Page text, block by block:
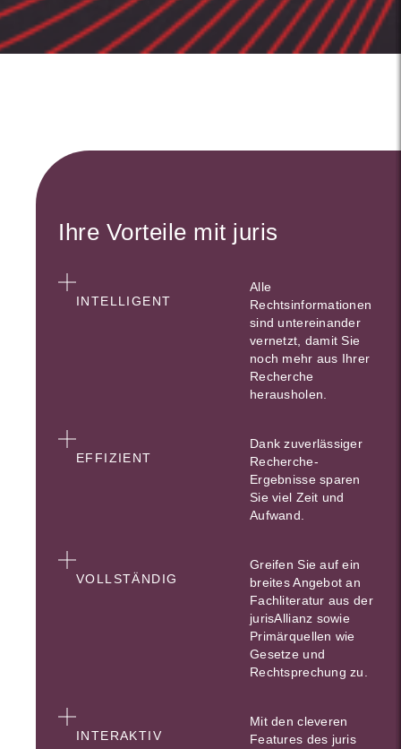
Ihre Vorteile mit juris
INTELLIGENT
Alle
Rechtsinformationen
sind untereinander
vernetzt, damit Sie
noch mehr aus Ihrer
Recherche
herausholen.
EFFIZIENT
Dank zuverlässiger
Recherche-
Ergebnisse sparen
Sie viel Zeit und
Aufwand.
VOLLSTÄNDIG
Greifen Sie auf ein
breites Angebot an
Fachliteratur aus der
jurisAllianz sowie
Primärquellen wie
Gesetze und
Rechtsprechung zu.
INTERAKTIV
Mit den cleveren
Features des juris